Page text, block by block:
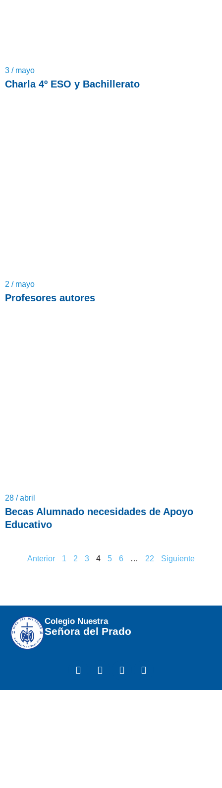
3 / mayo
Charla 4º ESO y Bachillerato
2 / mayo
Profesores autores
28 / abril
Becas Alumnado necesidades de Apoyo
Educativo
Anterior 1 2 3 4 5 6 … 22 Siguiente
Colegio Nuestra
Señora del Prado